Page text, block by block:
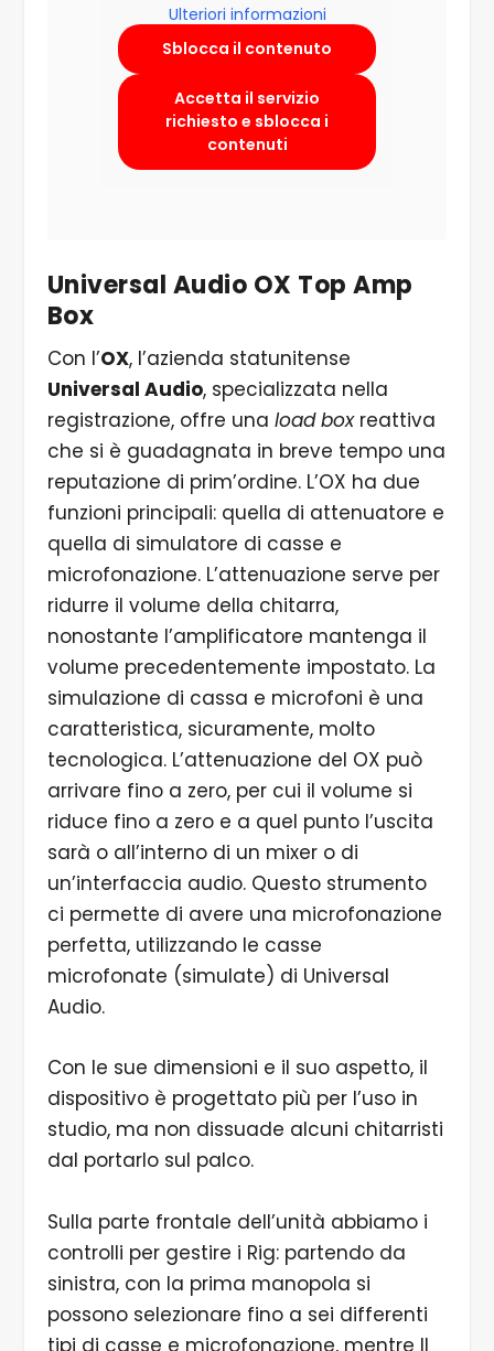
Ulteriori informazioni
Sblocca il contenuto
Accetta il servizio
richiesto e sblocca i
contenuti
Universal Audio OX Top Amp
Box
Con l’OX, l’azienda statunitense
Universal Audio, specializzata nella
registrazione, offre una load boxreattiva
che si è guadagnata in breve tempo una
reputazione di prim’ordine. L’OX ha due
funzioni principali: quella di attenuatore e
quella di simulatore di casse e
microfonazione. L’attenuazione serve per
ridurre il volume della chitarra,
nonostante l’amplificatore mantenga il
volume precedentemente impostato. La
simulazione di cassa e microfoni è una
caratteristica, sicuramente, molto
tecnologica. L’attenuazione del OX può
arrivare fino a zero, per cui il volume si
riduce fino a zero e a quel punto l’uscita
sarà o all’interno di un mixer o di
un’interfaccia audio. Questo strumento
ci permette di avere una microfonazione
perfetta, utilizzando le casse
microfonate (simulate) di Universal
Audio.
Con le sue dimensioni e il suo aspetto, il
dispositivo è progettato più per l’uso in
studio, ma non dissuade alcuni chitarristi
dal portarlo sul palco.
Sulla parte frontale dell’unità abbiamo i
controlli per gestire i Rig: partendo da
sinistra, con la prima manopola si
possono selezionare fino a sei differenti
tipi di casse e microfonazione, mentre Il